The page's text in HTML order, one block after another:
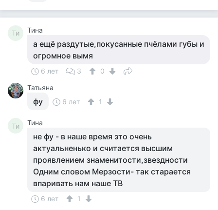
Ти Тина
а ещё раздутые,покусанные пчёлами губы и
огромное вымя
6 лет 3
0
Татьяна
фу 6 лет 1
Ти Тина
не фу - в наше время это очень
актуальненько и считается высшим
проявлением знаменитости,звездности
Одним словом Мерзости- так старается
впаривать нам наше ТВ
6 лет
1